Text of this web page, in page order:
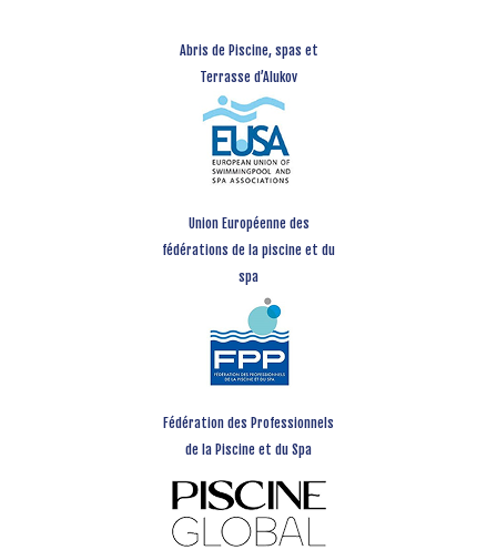
Abris de Piscine, spas et
Terrasse d’Alukov
Union Européenne des
fédérations de la piscine et du
spa
Fédération des Professionnels
de la Piscine et du Spa